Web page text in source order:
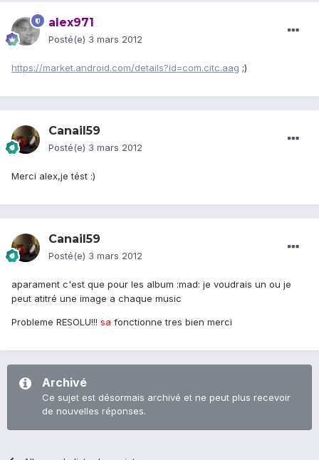
alex971
Posté(e) 3 mars 2012
https://market.android.com/details?id=com.citc.aag ;)
Canail59
Posté(e) 3 mars 2012
Merci alex,je tést :)
Canail59
Posté(e) 3 mars 2012
aparament c'est que pour les album :mad: je voudrais un ou je
peut atitré une image a chaque music
Probleme RESOLU!!! sa fonctionne tres bien merci
Archivé
Ce sujet est désormais archivé et ne peut plus recevoir
de nouvelles réponses.